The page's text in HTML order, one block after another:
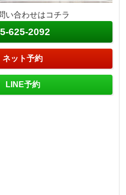
い合わせはコチラ
625-2092
ネット予約
LINE予約